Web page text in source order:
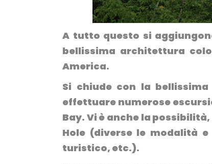
A tutto questo si
bellissima architettura
America.
Si chiude con la
effettuare numerose
Bay. Vi è anche la
Hole (diverse le modalità
turistico, etc.).